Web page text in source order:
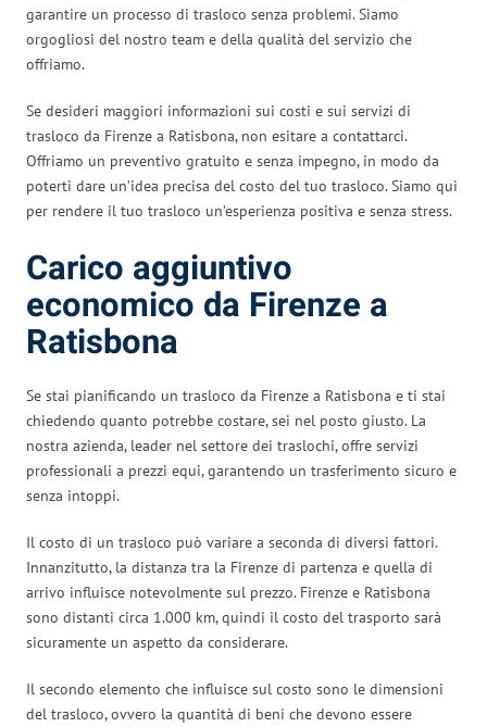
garantire un processo di trasloco senza problemi. Siamo
orgogliosi del nostro team e della qualità del servizio che
offriamo.
Se desideri maggiori informazioni sui costi e sui servizi di
trasloco da Firenze a Ratisbona, non esitare a contattarci.
Offriamo un preventivo gratuito e senza impegno, in modo da
poterti dare un’idea precisa del costo del tuo trasloco. Siamo qui
per rendere il tuo trasloco un’esperienza positiva e senza stress.
Carico aggiuntivo
economico da Firenze a
Ratisbona
Se stai pianificando un trasloco da Firenze a Ratisbona e ti stai
chiedendo quanto potrebbe costare, sei nel posto giusto. La
nostra azienda, leader nel settore dei traslochi, offre servizi
professionali a prezzi equi, garantendo un trasferimento sicuro e
senza intoppi.
Il costo di un trasloco può variare a seconda di diversi fattori.
Innanzitutto, la distanza tra la Firenze di partenza e quella di
arrivo influisce notevolmente sul prezzo. Firenze e Ratisbona
sono distanti circa 1.000 km, quindi il costo del trasporto sarà
sicuramente un aspetto da considerare.
Il secondo elemento che influisce sul costo sono le dimensioni
del trasloco, ovvero la quantità di beni che devono essere